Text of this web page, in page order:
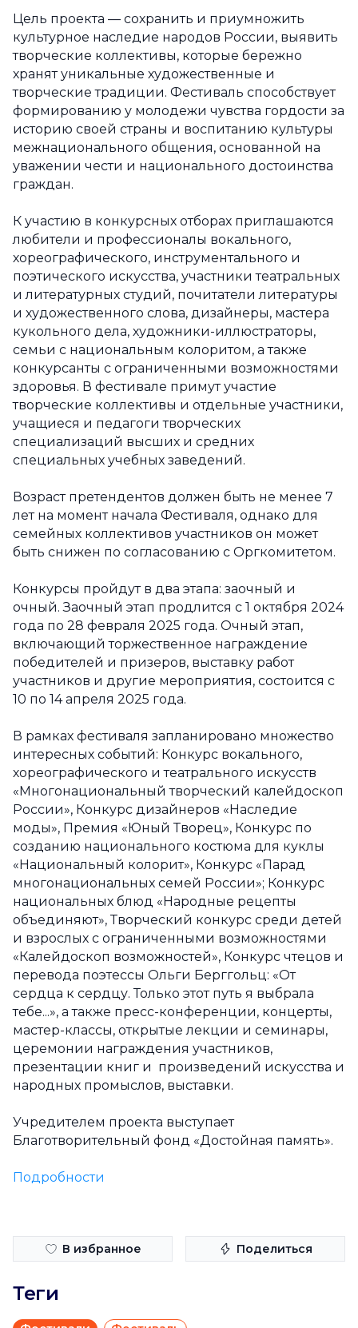
Цель проекта — сохранить и приумножить
культурное наследие народов России, выявить
творческие коллективы, которые бережно
хранят уникальные художественные и
творческие традиции. Фестиваль способствует
формированию у молодежи чувства гордости за
историю своей страны и воспитанию культуры
межнационального общения, основанной на
уважении чести и национального достоинства
граждан.
К участию в конкурсных отборах приглашаются
любители и профессионалы вокального,
хореографического, инструментального и
поэтического искусства, участники театральных
и литературных студий, почитатели литературы
и художественного слова, дизайнеры, мастера
кукольного дела, художники-иллюстраторы,
семьи с национальным колоритом, а также
конкурсанты с ограниченными возможностями
здоровья. В фестивале примут участие
творческие коллективы и отдельные участники,
учащиеся и педагоги творческих
специализаций высших и средних
специальных учебных заведений.
Возраст претендентов должен быть не менее 7
лет на момент начала Фестиваля, однако для
семейных коллективов участников он может
быть снижен по согласованию с Оргкомитетом.
Конкурсы пройдут в два этапа: заочный и
очный. Заочный этап продлится с 1 октября 2024
года по 28 февраля 2025 года. Очный этап,
включающий торжественное награждение
победителей и призеров, выставку работ
участников и другие мероприятия, состоится с
10 по 14 апреля 2025 года.
В рамках фестиваля запланировано множество
интересных событий: Конкурс вокального,
хореографического и театрального искусств
«Многонациональный творческий калейдоскоп
России», Конкурс дизайнеров «Наследие
моды», Премия «Юный Творец», Конкурс по
созданию национального костюма для куклы
«Национальный колорит», Конкурс «Парад
многонациональных семей России»; Конкурс
национальных блюд «Народные рецепты
объединяют», Творческий конкурс среди детей
и взрослых с ограниченными возможностями
«Калейдоскоп возможностей», Конкурс чтецов и
перевода поэтессы Ольги Берггольц: «От
сердца к сердцу. Только этот путь я выбрала
тебе...», а также пресс-конференции, концерты,
мастер-классы, открытые лекции и семинары,
церемонии награждения участников,
презентации книг и произведений искусства и
народных промыслов, выставки.
Учредителем проекта выступает
Благотворительный фонд «Достойная память».
Подробности
В избранное Поделиться
Теги